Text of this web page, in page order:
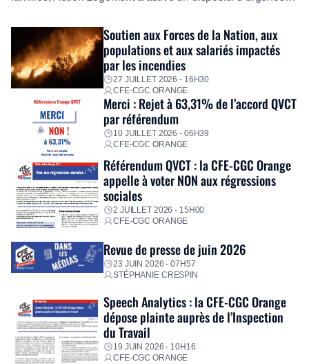
Fidèle à sa mission d’utilité sociale, le Groupe mobilise
immédiatement ses équipes afin de proposer un diagnostic
personnalisé, des aides financières pour faire face aux
premières dépenses, […]
Soutien aux Forces de la Nation, aux
populations et aux salariés impactés
par les incendies
27 JUILLET 2026 - 16H30
CFE-CGC ORANGE
Merci : Rejet à 63,31% de l’accord QVCT
par référendum
10 JUILLET 2026 - 06H39
CFE-CGC ORANGE
Référendum QVCT : la CFE-CGC Orange
appelle à voter NON aux régressions
sociales
2 JUILLET 2026 - 15H00
CFE-CGC ORANGE
Revue de presse de juin 2026
23 JUIN 2026 - 07H57
STÉPHANIE CRESPIN
Speech Analytics : la CFE-CGC Orange
dépose plainte auprès de l’Inspection
du Travail
19 JUIN 2026 - 10H16
CFE-CGC ORANGE